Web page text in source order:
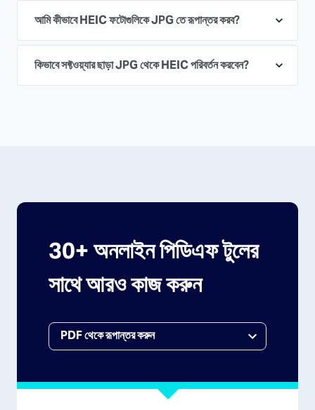
আমি কীভাবে HEIC ফটোগুলিকে JPG তে রূপান্তর করব?
কিভাবে সফ্টওয়্যার ছাড়া JPG থেকে HEIC পরিবর্তন করবেন?
30+ অনলাইন পিডিএফ টুলের
সাথে আরও কাজ করুন